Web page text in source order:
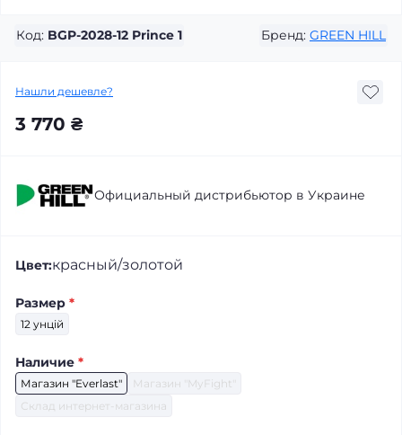
Код: BGP-2028-12 Prince 1 Бренд: GREEN HILL
Нашли дешевле?
3 770 ₴
Официальный дистрибьютор в Украине
Цвет:красный/золотой
Размер *
12 унцій
Наличие *
Магазин "Everlast"
Магазин "MyFight"
Склад интернет-магазина